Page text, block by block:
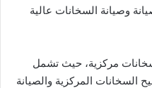
وصيانة السخانات عالية
مركزية، حيث تشمل
السخانات المركزية والصيانة